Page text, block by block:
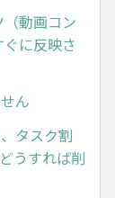
（動画コン
に反映さ
ん
タスク割
うすれば削